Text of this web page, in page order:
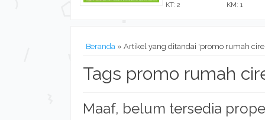
KT: 2 KM: 1
Beranda » Artikel yang ditandai 'promo rumah
Tags promo rumah
Maaf, belum tersedia